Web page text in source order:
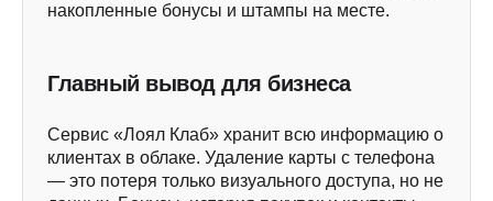
накопленные бонусы и штампы на месте.
Главный вывод для бизнеса
Сервис «Лоял Клаб» хранит всю информацию о
клиентах в облаке. Удаление карты с телефона
— это потеря только визуального доступа, но не